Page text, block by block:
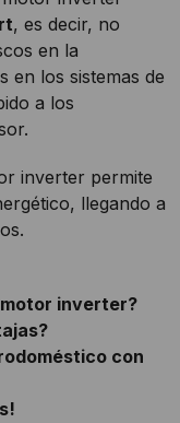
, es decir, no
en la
en los sistemas de
a los
inverter permite
llegando a
inverter?
con